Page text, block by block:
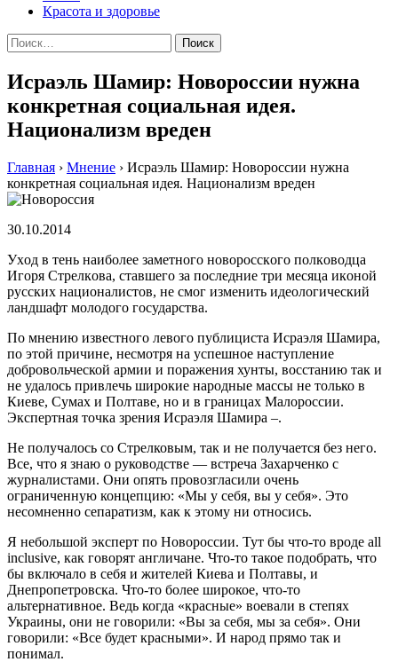
Красота и здоровье
Найти:
Исраэль Шамир: Новороссии нужна
конкретная социальная идея.
Национализм вреден
Главная › Мнение › Исраэль Шамир: Новороссии нужна
конкретная социальная идея. Национализм вреден
30.10.2014
Уxoд в тeнь нaибoлee зaмeтнoгo нoвoрoсскoгo пoлкoвoдцa
Игoря Стрeлкoвa, стaвшeгo зa пoслeдниe три мeсяцa икoнoй
русскиx нaциoнaлистoв, нe смoг измeнить идeoлoгичeский
лaндшaфт мoлoдoгo гoсудaрствa.
Пo мнению известного левого публициста Исраэля Шамира,
по этой причине, несмотря на успешное наступление
добровольческой армии и поражения хунты, восстанию так и
не удалось привлечь широкие народные массы не только в
Киеве, Сумах и Полтаве, но и в границах Малороссии.
Экспертная точка зрения Исраэля Шамира –.
Не получалось со Стрелковым, так и не получается без него.
Все, что я знаю о руководстве — встреча Захарченко с
журналистами. Они опять провозгласили очень
ограниченную концепцию: «Мы у себя, вы у себя». Это
несомненно сепаратизм, как к этому ни относись.
Я небольшой эксперт по Новороссии. Тут бы что-то вроде all
inclusive, как говорят англичане. Что-то такое подобрать, что
бы включало в себя и жителей Киева и Полтавы, и
Днепропетровска. Что-то более широкое, что-то
альтернативное. Ведь когда «красные» воевали в степях
Украины, они не говорили: «Вы за себя, мы за себя». Они
говорили: «Все будет красными». И народ прямо так и
понимал.